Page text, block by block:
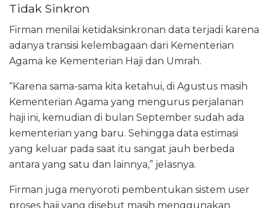
Tidak Sinkron
Firman menilai ketidaksinkronan data terjadi karena
adanya transisi kelembagaan dari Kementerian
Agama ke Kementerian Haji dan Umrah.
“Karena sama-sama kita ketahui, di Agustus masih
Kementerian Agama yang mengurus perjalanan
haji ini, kemudian di bulan September sudah ada
kementerian yang baru. Sehingga data estimasi
yang keluar pada saat itu sangat jauh berbeda
antara yang satu dan lainnya,” jelasnya.
Firman juga menyoroti pembentukan sistem user
proses haji yang disebut masih menggunakan